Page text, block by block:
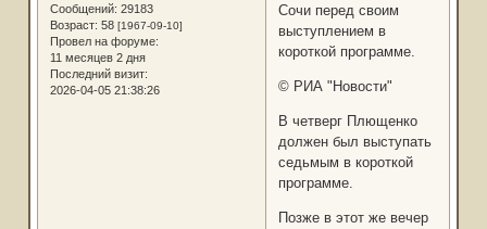
Сообщений: 29183
Возраст: 58 [1967-09-10]
Провел на форуме:
11 месяцев 2 дня
Последний визит:
2026-04-05 21:38:26
Сочи перед своим
выступлением в
короткой программе.
© РИА "Новости"
В четверг Плющенко
должен был выступать
седьмым в короткой
программе.
Позже в этот же вечер